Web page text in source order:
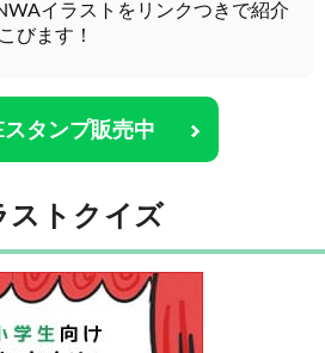
イラストをリンクつきで紹介
びます！
スタンプ販売中
ストクイズ